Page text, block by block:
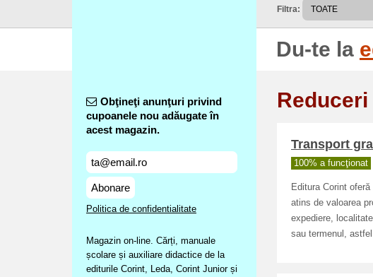
Filtra:
Du-te la
Obţineţi anunţuri privind
cupoanele nou adăugate în
acest magazin.
Abonare
Politica de confidentialitate
Magazin on-line. Cărți, manuale
școlare și auxiliare didactice de la
editurile Corint, Leda, Corint Junior și
Transport
100% a funcţionat
Editura Corint
atins de valoarea
expediere,
sau termenul,